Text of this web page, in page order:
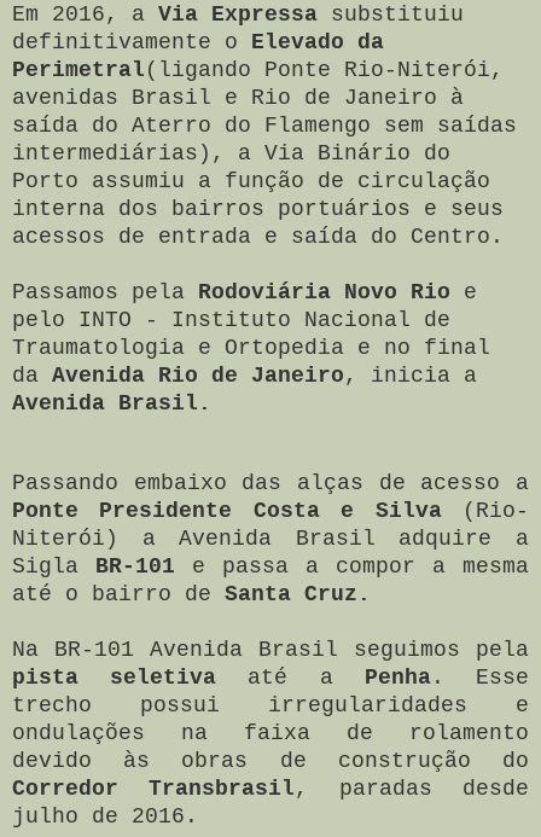
Em 2016, a Via Expressa substituiu
definitivamente o Elevado da
Perimetral (ligando Ponte Rio-Niterói,
avenidas Brasil e Rio de Janeiro à
saída do Aterro do Flamengo sem saídas
intermediárias), a Via Binário do
Porto assumiu a função de circulação
interna dos bairros portuários e seus
acessos de entrada e saída do Centro.
Passamos pela Rodoviária Novo Rio e
pelo INTO - Instituto Nacional de
Traumatologia e Ortopedia e no final
da Avenida Rio de Janeiro , inicia a
Avenida Brasil.
Passando embaixo das alças de acesso a
Ponte Presidente Costa e Silva
(Rio-
Niterói) a Avenida Brasil adquire a
Sigla BR-101 e passa a compor a mesma
até o bairro de Santa Cruz.
Na BR-101 Avenida Brasil seguimos pela
pista seletiva até a Penha. Esse
trecho possui irregularidades e
ondulações na faixa de rolamento
devido às obras de construção do
Corredor Transbrasil , paradas desde
julho de 2016.